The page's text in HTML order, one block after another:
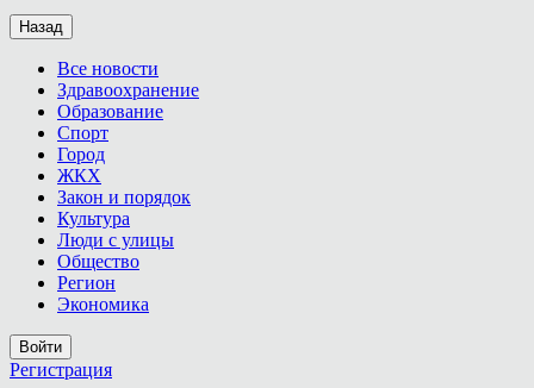
Назад
Все новости
Здравоохранение
Образование
Спорт
Город
ЖКХ
Закон и порядок
Культура
Люди с улицы
Общество
Регион
Экономика
Войти
Регистрация